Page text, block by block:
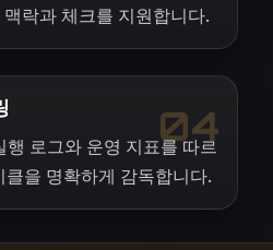
락과 체크를 지원합니다.
04
로그와 운영 지표를 따르
을 명확하게 감독합니다.